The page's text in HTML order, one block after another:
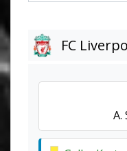
FC
A.